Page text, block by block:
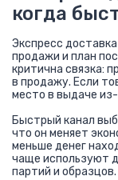
когда
Экспресс
продажи и план
критична связка:
в продажу. Если
место в выдаче
Быстрый канал
что он меняет
меньше денег
чаще используют
партий и образцов.